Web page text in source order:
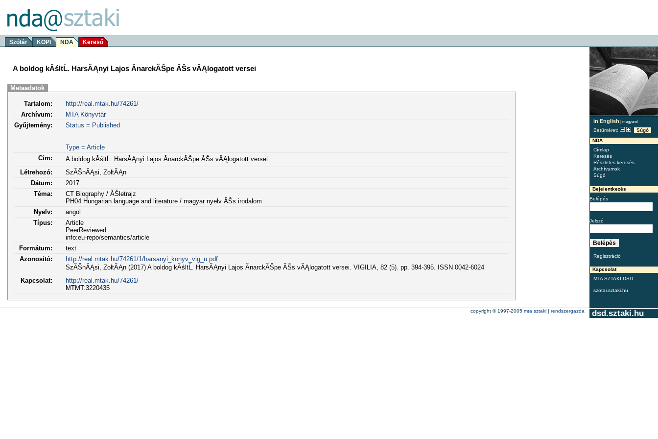
Szótár KOPI NDA Kereső
in English | magyarul
Betűméret:
Súgó
NDA
Címlap
Keresés
Részletes keresés
Archívumok
Súgó
Bejelentkezés
Belépés
Jelszó
Regisztráció
Kapcsolat
MTA SZTAKI DSD
szotar.sztaki.hu
A boldog kĂśltĹ. HarsĂĄnyi Lajos ĂnarckĂŠpe ĂŠs vĂĄlogatott versei
Metaadatok
Tartalom:
http://real.mtak.hu/74261/
Archívum:
MTA Könyvtár
Gyűjtemény:
Status = Published
Type = Article
Cím:
A boldog kĂśltĹ. HarsĂĄnyi Lajos ĂnarckĂŠpe ĂŠs vĂĄlogatott versei
Létrehozó:
SzĂŠnĂĄsi, ZoltĂĄn
Dátum:
2017
Téma:
CT Biography / ĂŠletrajz
PH04 Hungarian language and literature / magyar nyelv ĂŠs irodalom
Nyelv:
angol
Típus:
Article
PeerReviewed
info:eu-repo/semantics/article
Formátum:
text
Azonosító:
http://real.mtak.hu/74261/1/harsanyi_konyv_vig_u.pdf
SzĂŠnĂĄsi, ZoltĂĄn (2017) A boldog kĂśltĹ. HarsĂĄnyi Lajos ĂnarckĂŠpe ĂŠs vĂĄlogatott versei. VIGILIA, 82 (5). pp. 394-395. ISSN 0042-6024
Kapcsolat:
http://real.mtak.hu/74261/
MTMT:3220435
dsd.sztaki.hu
copyright © 1997-2005 mta sztaki | rendszergazda